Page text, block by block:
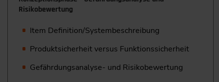
Risikobewertung
Item Definition/Systembeschreibung
Produktsicherheit versus Funktionssicherheit
Gefährdungsanalyse- und Risikobewertung